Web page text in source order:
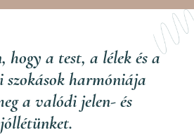
hogy a test, a lélek és a
szokások harmóniája
a valódi jelen- és
jóllétünket.